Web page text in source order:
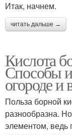
Итак, начнем.
читать дальше →
Кислота
Способы
огороде и
Польза борной
разнообразна.
элементом, ведь